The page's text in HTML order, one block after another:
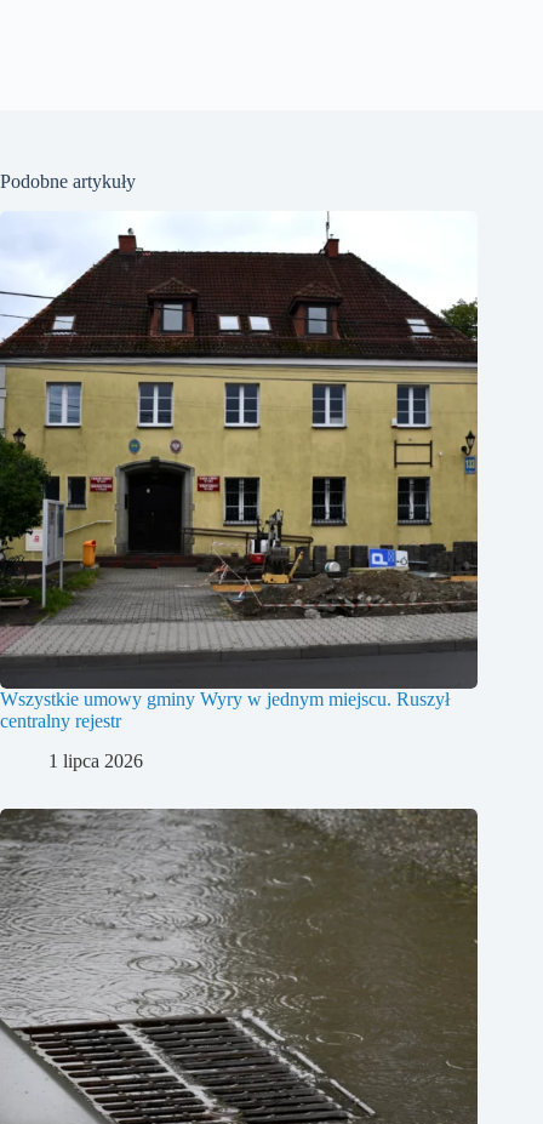
Podobne artykuły
Wszystkie umowy gminy Wyry w jednym miejscu. Ruszył
centralny rejestr
1 lipca 2026